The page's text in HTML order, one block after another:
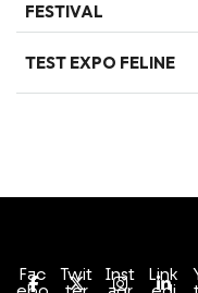
FESTIVAL
TEST EXPO FELINE
Fac
Twit
Inst
Link